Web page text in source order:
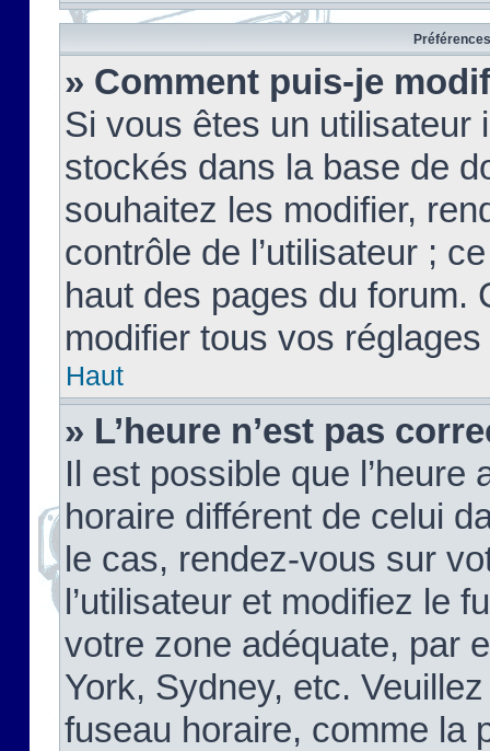
» Comment puis-je
Si vous êtes un
stockés dans la base de
souhaitez les modifier,
contrôle de l’utilisateur ;
haut des pages du forum.
modifier tous vos
Haut
» L’heure n’est pas
Il est possible que
horaire différent de celui
le cas, rendez-vous sur
l’utilisateur et modifiez le
votre zone adéquate, par
York, Sydney, etc.
fuseau horaire, comme la